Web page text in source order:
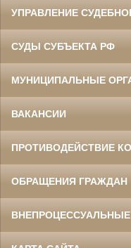
УПРАВЛЕНИЕ
СУДЫ СУБЪЕКТА РФ
МУНИЦИПАЛЬНЫЕ
ВАКАНСИИ
ПРОТИВОДЕЙСТВИЕ
ОБРАЩЕНИЯ ГРАЖДАН